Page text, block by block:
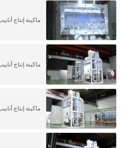
ماكينة إنتاج أنابيب
ماكينة إنتاج أنابيب
ماكينة إنتاج أنابيب